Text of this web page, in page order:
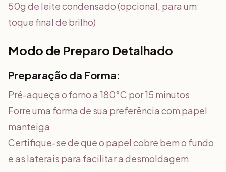
50g de leite condensado (opcional, para um
toque final de brilho)
Modo de Preparo Detalhado
Preparação da Forma:
Pré-aqueça o forno a 180°C por 15 minutos
Forre uma forma de sua preferência com papel
manteiga
Certifique-se de que o papel cobre bem o fundo
e as laterais para facilitar a desmoldagem